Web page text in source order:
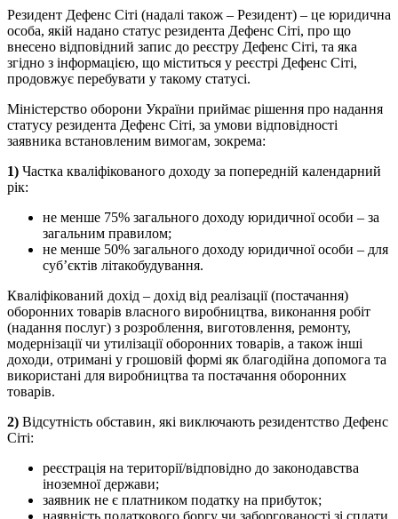
Резидент Дефенс Сіті (надалі також – Резидент) – це юридична
особа, якій надано статус резидента Дефенс Сіті, про що
внесено відповідний запис до реєстру Дефенс Сіті, та яка
згідно з інформацією, що міститься у реєстрі Дефенс Сіті,
продовжує перебувати у такому статусі.
Міністерство оборони України приймає рішення про надання
статусу резидента Дефенс Сіті, за умови відповідності
заявника встановленим вимогам, зокрема:
1) Частка кваліфікованого доходу за попередній календарний
рік:
не менше 75% загального доходу юридичної особи – за
загальним правилом;
не менше 50% загального доходу юридичної особи – для
суб’єктів літакобудування.
Кваліфікований дохід – дохід від реалізації (постачання)
оборонних товарів власного виробництва, виконання робіт
(надання послуг) з розроблення, виготовлення, ремонту,
модернізації чи утилізації оборонних товарів, а також інші
доходи, отримані у грошовій формі як благодійна допомога та
використані для виробництва та постачання оборонних
товарів.
2) Відсутність обставин, які виключають резидентство Дефенс
Сіті:
реєстрація на території/відповідно до законодавства
іноземної держави;
заявник не є платником податку на прибуток;